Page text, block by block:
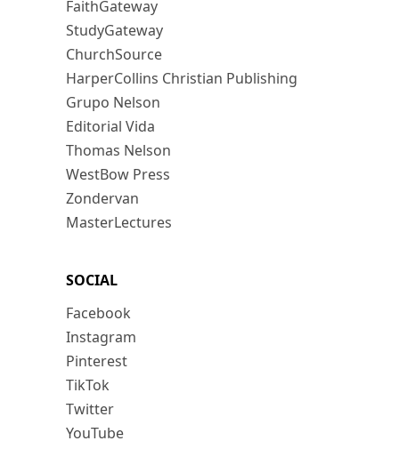
FaithGateway
StudyGateway
ChurchSource
HarperCollins Christian Publishing
Grupo Nelson
Editorial Vida
Thomas Nelson
WestBow Press
Zondervan
MasterLectures
SOCIAL
Facebook
Instagram
Pinterest
TikTok
Twitter
YouTube